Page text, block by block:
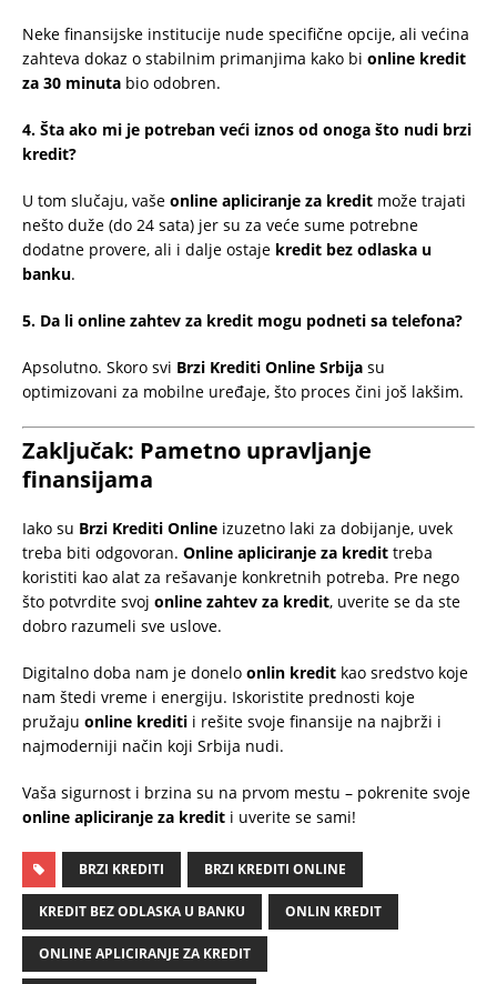
Neke finansijske institucije nude specifične opcije, ali većina
zahteva dokaz o stabilnim primanjima kako bi online kredit
za 30 minuta bio odobren.
4. Šta ako mi je potreban veći iznos od onoga što nudi brzi
kredit?
U tom slučaju, vaše online apliciranje za kredit može trajati
nešto duže (do 24 sata) jer su za veće sume potrebne
dodatne provere, ali i dalje ostaje kredit bez odlaska u
banku.
5. Da li online zahtev za kredit mogu podneti sa telefona?
Apsolutno. Skoro svi Brzi Krediti Online Srbija su
optimizovani za mobilne uređaje, što proces čini još lakšim.
Zaključak: Pametno upravljanje
finansijama
Iako su Brzi Krediti Online izuzetno laki za dobijanje, uvek
treba biti odgovoran. Online apliciranje za kredit treba
koristiti kao alat za rešavanje konkretnih potreba. Pre nego
što potvrdite svoj online zahtev za kredit, uverite se da ste
dobro razumeli sve uslove.
Digitalno doba nam je donelo onlin kredit kao sredstvo koje
nam štedi vreme i energiju. Iskoristite prednosti koje
pružaju online krediti i rešite svoje finansije na najbrži i
najmoderniji način koji Srbija nudi.
Vaša sigurnost i brzina su na prvom mestu – pokrenite svoje
online apliciranje za kredit i uverite se sami!
BRZI KREDITI BRZI KREDITI ONLINE
KREDIT BEZ ODLASKA U BANKU ONLIN KREDIT
ONLINE APLICIRANJE ZA KREDIT